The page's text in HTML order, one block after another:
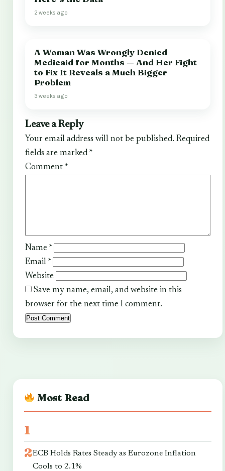
2 weeks ago
A Woman Was Wrongly Denied
Medicaid for Months — And Her Fight
to Fix It Reveals a Much Bigger
Problem
3 weeks ago
Leave a Reply
Your email address will not be published. Required
fields are marked *
Comment *
Name *
Email *
Website
Save my name, email, and website in this
browser for the next time I comment.
Most Read
ECB Holds Rates Steady as Eurozone Inflation
Cools to 2.1%